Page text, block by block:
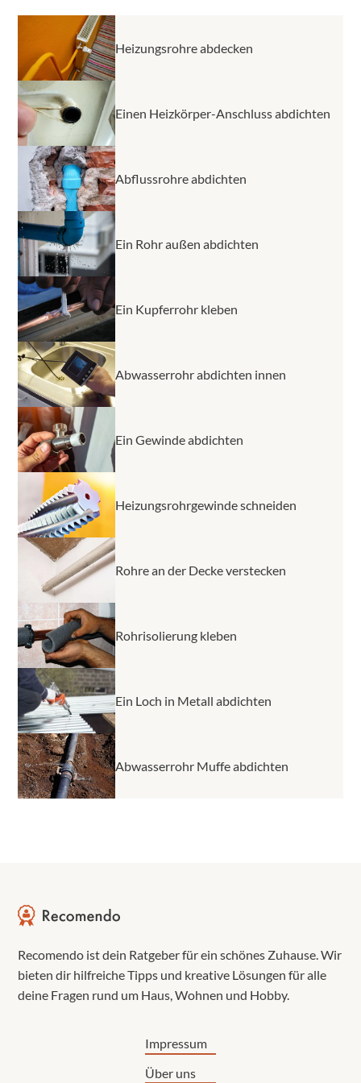
oder auf dem Boden. Hier sollte ein Installateur
beauftragt werden.
Heizungsrohre abdecken
Einen Heizkörper-Anschluss abdichten
Abflussrohre abdichten
Ein Rohr außen abdichten
Ein Kupferrohr kleben
Abwasserrohr abdichten innen
Ein Gewinde abdichten
Heizungsrohrgewinde schneiden
Rohre an der Decke verstecken
Rohrisolierung kleben
Ein Loch in Metall abdichten
Abwasserrohr Muffe abdichten
Recomendo ist dein Ratgeber für ein schönes Zuhause. Wir
bieten dir hilfreiche Tipps und kreative Lösungen für alle
deine Fragen rund um Haus, Wohnen und Hobby.
Impressum
Über uns